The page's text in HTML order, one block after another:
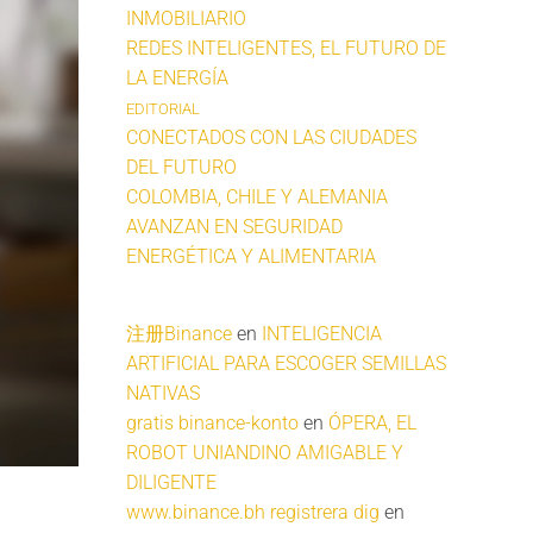
INMOBILIARIO
REDES INTELIGENTES, EL FUTURO DE
LA ENERGÍA
EDITORIAL
CONECTADOS CON LAS CIUDADES
DEL FUTURO
COLOMBIA, CHILE Y ALEMANIA
AVANZAN EN SEGURIDAD
ENERGÉTICA Y ALIMENTARIA
注册Binance en INTELIGENCIA
ARTIFICIAL PARA ESCOGER SEMILLAS
NATIVAS
gratis binance-konto en ÓPERA, EL
ROBOT UNIANDINO AMIGABLE Y
DILIGENTE
www.binance.bh registrera dig en